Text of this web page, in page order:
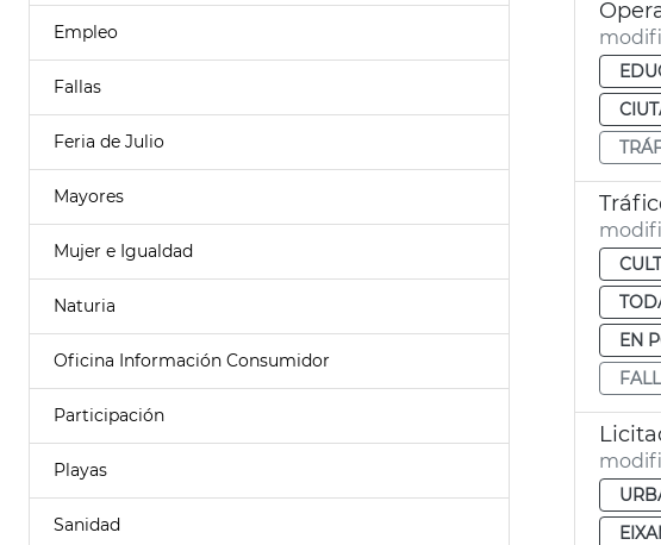
Empleo
Fallas
Feria de Julio
Mayores
Mujer e Igualdad
Naturia
Oficina Información Consumidor
Participación
Playas
Sanidad
EN